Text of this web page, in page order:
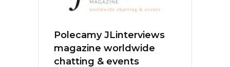
Polecamy Acustica Live
Music